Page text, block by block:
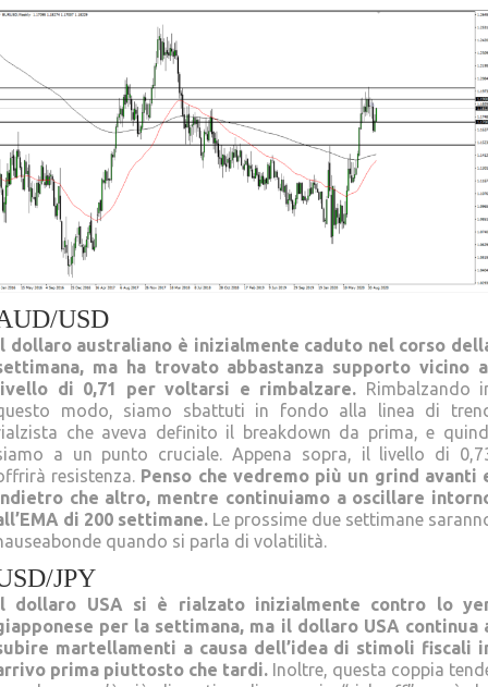
USD
dollaro australiano è inizialmente caduto nel corso
ma ha trovato abbastanza supporto vicino
di 0,71 per voltarsi e rimbalzare. Rimbalzando
modo, siamo sbattuti in fondo alla linea di
che aveva definito il breakdown da prima, e
a un punto cruciale. Appena sopra, il livello di
resistenza. Penso che vedremo più un grind avanti
che altro, mentre continuiamo a oscillare
di 200 settimane. Le prossime due settimane
quando si parla di volatilità.
JPY
dollaro USA si è rialzato inizialmente contro lo
per la settimana, ma il dollaro USA continua
martellamenti a causa dell’idea di stimoli fiscali
prima piuttosto che tardi. Inoltre, questa coppia